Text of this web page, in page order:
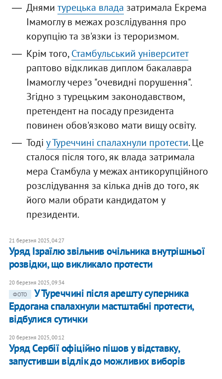
Днями турецька влада затримала Екрема
Імамоглу в межах розслідування про
корупцію та зв'язки із тероризмом.
Крім того,Стамбульський університет
раптово відкликав диплом бакалавра
Імамоглу через "очевидні порушення".
Згідно з турецьким законодавством,
претендент на посаду президента
повинен обов'язково мати вищу освіту.
Тоді у Туреччині спалахнули протести. Це
сталося після того, як влада затримала
мера Стамбула у межах антикорупційного
розслідування за кілька днів до того, як
його мали обрати кандидатом у
президенти.
21 березня 2025, 04:27
Уряд Ізраїлю звільнив очільника внутрішньої
розвідки, що викликало протести
20 березня 2025, 09:34
ФОТО
У Туреччині після арешту суперника
Ердогана спалахнули мастштабні протести,
відбулися сутички
20 березня 2025, 00:12
Уряд Сербії офіційно пішов у відставку,
запустивши відлік до можливих виборів